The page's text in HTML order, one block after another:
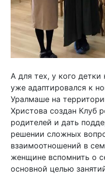
А для тех, у кого
уже адаптировался к
Уралмаше на
Христова создан Клуб
родителей и дать
решении сложных
взаимоотношений в
женщине вспомнить о
основной целью